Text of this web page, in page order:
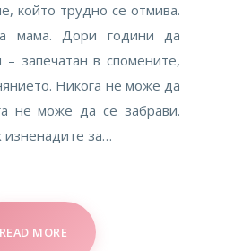
който трудно се отмива.
мама. Дори години да
запечатан в спомените,
Никога не може да
не може да се забрави.
изненадите за…
READ MORE